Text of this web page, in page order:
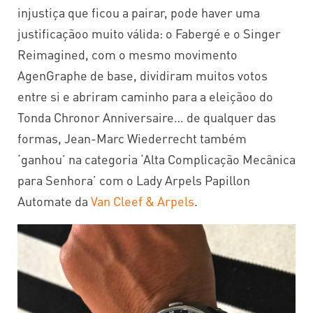
injustiça que ficou a pairar, pode haver uma
justificaçãoo muito válida: o Fabergé e o Singer
Reimagined, com o mesmo movimento
AgenGraphe de base, dividiram muitos votos
entre si e abriram caminho para a eleiçãoo do
Tonda Chronor Anniversaire… de qualquer das
formas, Jean-Marc Wiederrecht também
‘ganhou’ na categoria ‘Alta Complicação Mecânica
para Senhora’ com o Lady Arpels Papillon
Automate da Van Cleef & Arpels